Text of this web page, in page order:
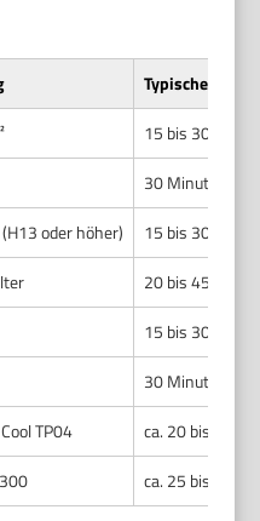
Typische Zeit
15 bis 30
30 Minuten bis
oder höher)
15 bis 30
20 bis 45
15 bis 30
30 Minuten bis
TP04
ca. 20 bis 30
ca. 25 bis 40